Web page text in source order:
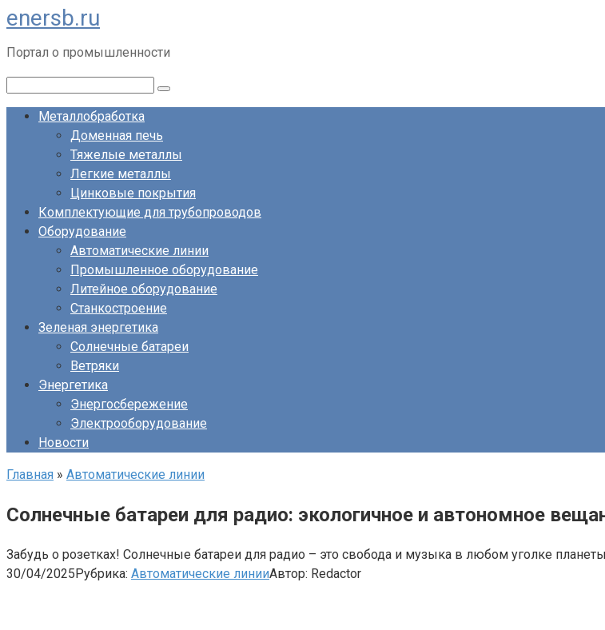
Перейти
к
контенту
enersb.ru
Портал о промышленности
Металлобработка
Доменная печь
Тяжелые металлы
Легкие металлы
Цинковые покрытия
Комплектующие для трубопроводов
Оборудование
Автоматические линии
Промышленное оборудование
Литейное оборудование
Станкостроение
Зеленая энергетика
Солнечные батареи
Ветряки
Энергетика
Энергосбережение
Электрооборудование
Новости
Главная » Автоматические линии
Солнечные батареи для радио: экологичное и автономное
Забудь о розетках! Солнечные батареи для радио – это свобода и музыка в любом уголке
30/04/2025Рубрика: Автоматические линииАвтор: Redactor